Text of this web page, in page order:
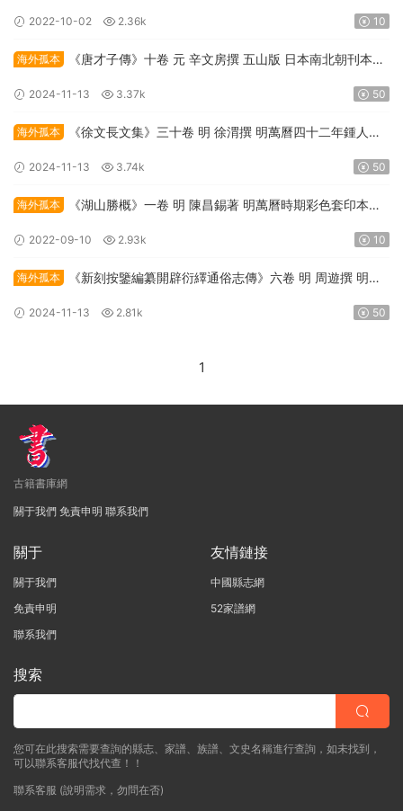
2022-10-02 2.36k 10
海外孤本
《唐才子傳》十卷 元 辛文房撰 五山版 日本南北朝刊本
2024-11-13 3.37k 50
海外孤本
《徐文長文集》三十卷 明 徐渭撰 明萬曆四十二年鍾人傑
2024-11-13 3.74k 50
海外孤本
《湖山勝概》一卷 明 陳昌錫著 明萬曆時期彩色套印本
2022-09-10 2.93k 10
海外孤本
《新刻按鑒編纂開辟衍繹通俗志傳》六卷 明 周遊撰 明崇
2024-11-13 2.81k 50
1
古籍書庫網
關于我們 免責申明 聯系我們
關于
關于我們
免責申明
聯系我們
友情鏈接
中國縣志網
52家譜網
搜索
您可在此搜索需要查詢的縣志、家譜、族譜、文史名稱進行查詢，如未找到，
可以聯系客服代找代查！！
聯系客服 (說明需求，勿問在否)